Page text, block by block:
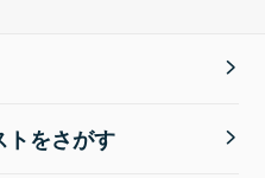
トをさがす